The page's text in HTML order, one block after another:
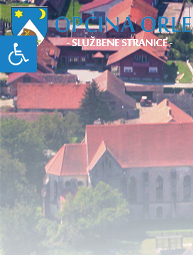
Open toolbar